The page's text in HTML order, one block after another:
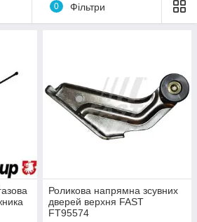
0 Фільтри
Роликова напрямна зсувних
дверей верхня FAST
FT95574